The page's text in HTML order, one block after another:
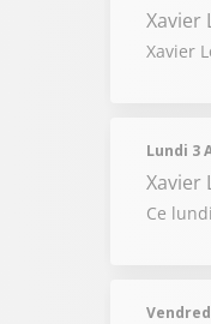
Xavier
Xavier
Lundi 3
Xavier
Ce